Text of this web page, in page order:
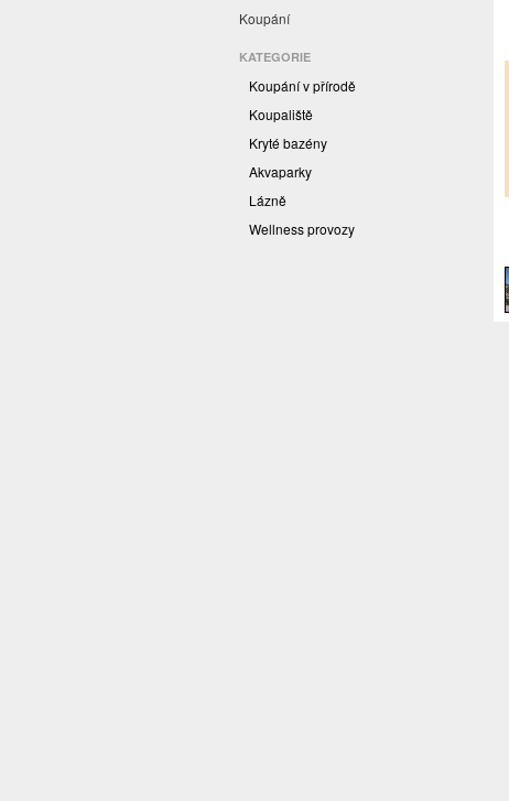
Koupání
KATEGORIE
Koupání v přírodě
Koupaliště
Kryté bazény
Akvaparky
Lázně
Wellness provozy